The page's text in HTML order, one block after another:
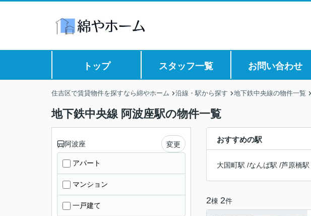
トップ スタッフ一覧 お問い合わせ
住吉区で賃貸物件を探すなら綿やホーム 沿線・駅から探す 地下鉄中央線の物件一覧
地下鉄中央線 阿波座駅の物件一覧
おすすめの駅
大国町駅 /なんば駅 /芦原橋駅
2棟 2件
阿波座 変更
アパート
マンション
一戸建て